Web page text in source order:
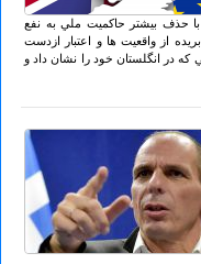
با حذف بيشتر حاکميت ملي به نفع
از واقعيت ها و اعتبار ازدست
در انگلستان خود را نشان داد و